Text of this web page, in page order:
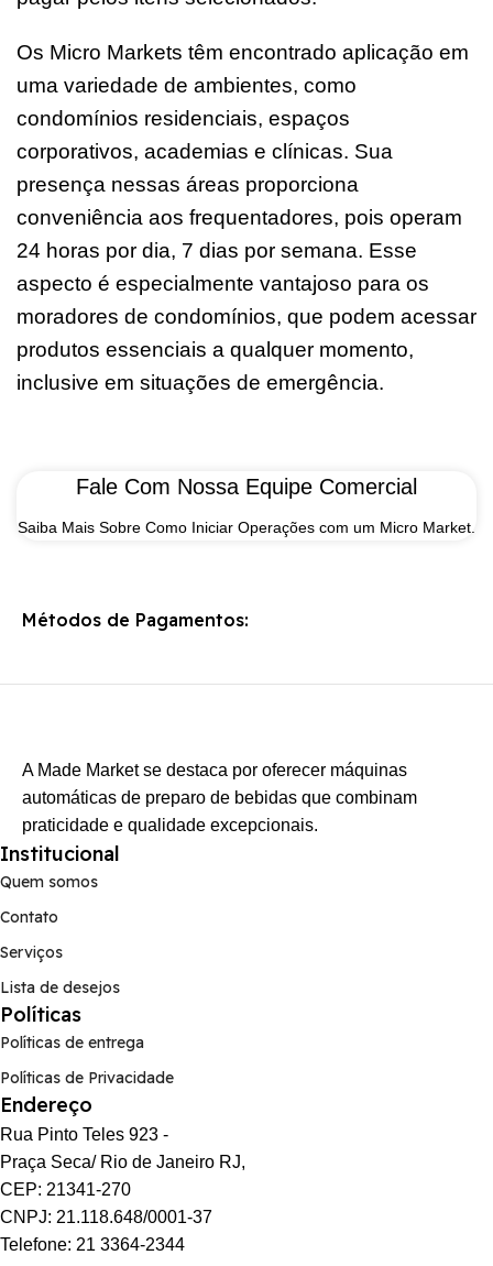
Os Micro Markets têm encontrado aplicação em
uma variedade de ambientes, como
condomínios residenciais, espaços
corporativos, academias e clínicas. Sua
presença nessas áreas proporciona
conveniência aos frequentadores, pois operam
24 horas por dia, 7 dias por semana. Esse
aspecto é especialmente vantajoso para os
moradores de condomínios, que podem acessar
produtos essenciais a qualquer momento,
inclusive em situações de emergência.
Fale Com Nossa Equipe Comercial
Saiba Mais Sobre Como Iniciar Operações com um Micro Market.
Métodos de Pagamentos:
A Made Market se destaca por oferecer máquinas
automáticas de preparo de bebidas que combinam
praticidade e qualidade excepcionais.
Institucional
Quem somos
Contato
Serviços
Lista de desejos
Políticas
Políticas de entrega
Políticas de Privacidade
Endereço
Rua Pinto Teles 923 -
Praça Seca/ Rio de Janeiro RJ,
CEP: 21341-270
CNPJ: 21.118.648/0001-37
Telefone: 21 3364-2344